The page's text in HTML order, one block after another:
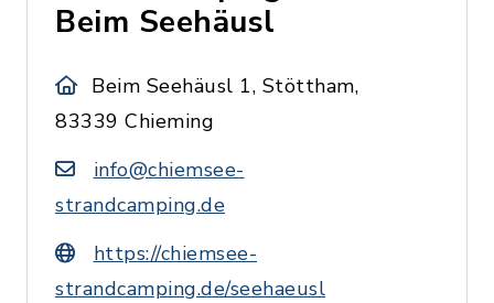
Beim Seehäusl
Beim Seehäusl 1, Stöttham,
83339 Chieming
info@chiemsee-
strandcamping.de
https://chiemsee-
strandcamping.de/seehaeusl